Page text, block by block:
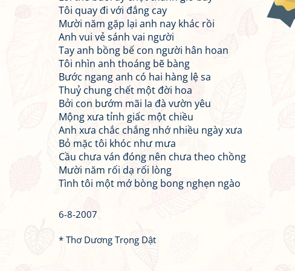
Tôi quay đi với đắng cay
Mười năm gặp lại anh nay khác rồi
Anh vui vẻ sánh vai người
Tay anh bồng bế con người hân hoan
Tôi nhìn anh thoáng bẽ bàng
Bước ngang anh có hai hàng lệ sa
Thuỷ chung chết một đời hoa
Bởi con bướm mãi la đà vườn yêu
Mộng xưa tỉnh giấc một chiều
Anh xưa chắc chắng nhớ nhiều ngày xưa
Bỏ mặc tôi khóc như mưa
Cầu chưa ván đóng nên chưa theo chồng
Mười năm rối dạ rối lòng
Tình tôi một mớ bòng bong nghẹn ngào
6-8-2007
* Thơ Dương Trọng Dật